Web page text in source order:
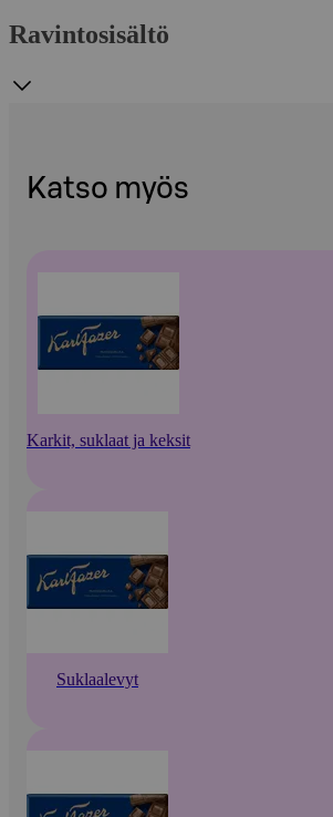
Ravintosisältö
Katso myös
Karkit, suklaat ja keksit
Suklaalevyt